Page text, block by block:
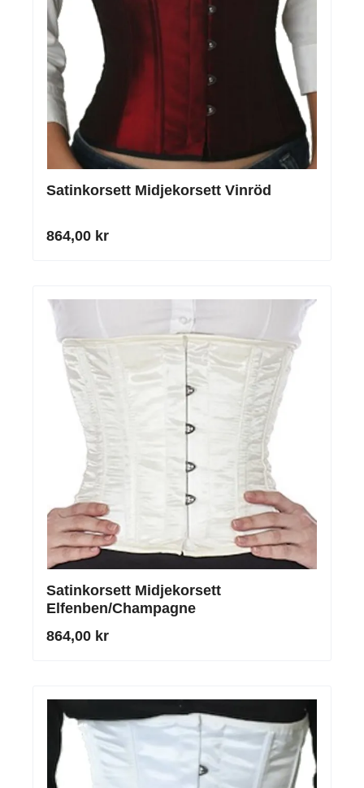
Satinkorsett Midjekorsett Vinröd
864,00 kr
Satinkorsett Midjekorsett
Elfenben/Champagne
864,00 kr